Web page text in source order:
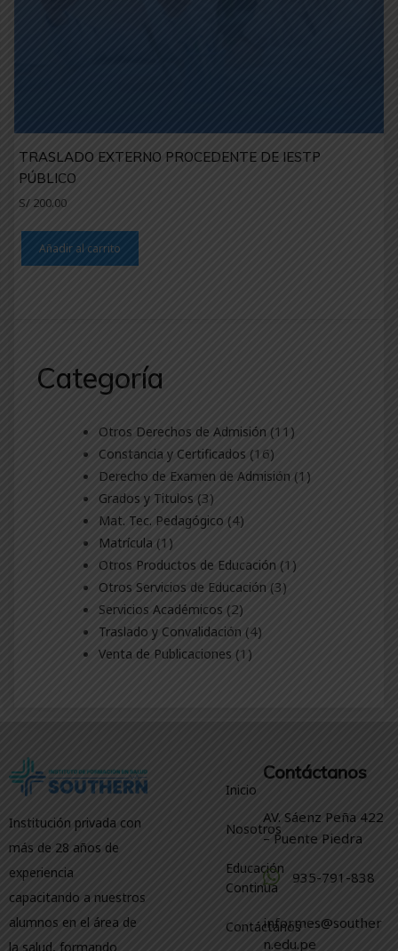
TRASLADO EXTERNO PROCEDENTE DE IESTP
PÚBLICO
S/ 200.00
Añadir al carrito
Categoría
Otros Derechos de Admisión 11 11
Constancia y Certificados 1616
productos
Derecho de Examen de Admisión 1 1
Grados y Titulos 33
productos
Mat. Tec. Pedagógico 44
Matrícula 1 1
producto
Otros Productos de Educación 1 1
Otros Servicios de Educación 33
Servicios Académicos 22
productos
Traslado y Convalidación 44
Venta de Publicaciones 1 1
Institución privada con
más de 28 años de
experiencia
capacitando a nuestros
alumnos en el área de
la salud, formando
Inicio
Nosotros
Educación
Continua
Contáctanos
Contáctanos
AV. Sáenz Peña 422
– Puente Piedra
935-791-838
informes@souther
n.edu.pe